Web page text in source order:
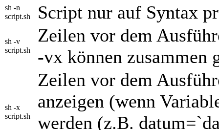
sh -n
script.sh
Script nur auf Syntax
sh -v
script.sh
Zeilen vor dem
-vx können zusammen
sh -x
script.sh
Zeilen vor dem
anzeigen (wenn
werden (z.B.